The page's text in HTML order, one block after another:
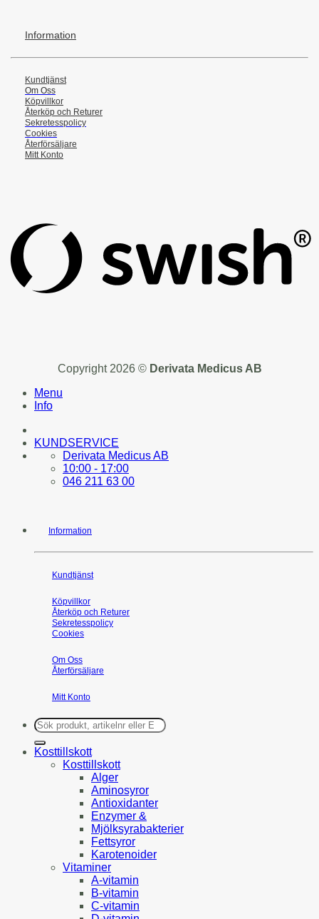
Information
Kundtjänst
Om Oss
Köpvillkor
Återköp och Returer
Sekretesspolicy
Cookies
Återförsäljare
Mitt Konto
Copyright 2026 © Derivata Medicus AB
Menu
Info
KUNDSERVICE
Derivata Medicus AB
10:00 - 17:00
046 211 63 00
Information
Kundtjänst
Köpvillkor
Återköp och Returer
Sekretesspolicy
Cookies
Om Oss
Återförsäljare
Mitt Konto
Sök
efter:
Kosttillskott
Kosttillskott
Alger
Aminosyror
Antioxidanter
Enzymer &
Mjölksyrabakterier
Fettsyror
Karotenoider
Vitaminer
A-vitamin
B-vitamin
C-vitamin